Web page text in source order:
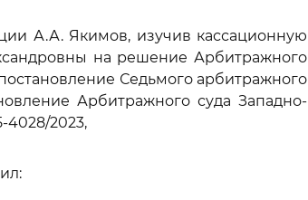
А.А. Якимов, изучив кассационную
на решение Арбитражного
Седьмого арбитражного
Арбитражного суда Западно-
4028/2023,